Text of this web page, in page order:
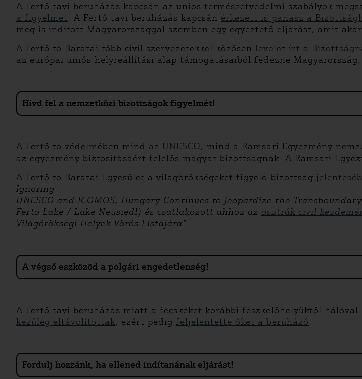
A Fertő tavi beruházás kapcsán az uniós természetvédelmi szabályok
a figyelmet. A Fertő tavi beruházás kapcsán érkezett is panasz a
meg is indított Magyarországgal szemben egy egyeztető eljárást, amit
A Fertő tó Barátai több civil szervezetekkel közösen levelet írt a
az európai uniós helyreállítási alap támogatásaiból fedezne Magyarország.
Hívd fel a nemzetközi bizottságok figyelmét!
A Fertő tó védelmében mind az UNESCO, mind a Ramsari Egyezmény
az egyezmény biztosításáért felelős magyar bizottságnak. A Ramsari
A Fertő tó Barátai Egyesület a világörökségeket figyelő bizottság
Ignoring
UNESCO and ICOMOS, Hungary Continues to Jeopardize the Transboundary
Fertö Lake / Lake Neusiedl) és csatlakozott ahhoz az osztrák civil
Világörökségi Helyek Vörös Listájára”.
A végső eszközöd a polgári engedetlenség!
A Fertő tavi beruházás miatt a fecskéket korábbi fészkelőhelyüktől hálóval
kezűleg eltávolítottak, ezért pedig feljelentette őket a beruházó.
Fordulj hozzánk, ha ellened indítanának eljárást!